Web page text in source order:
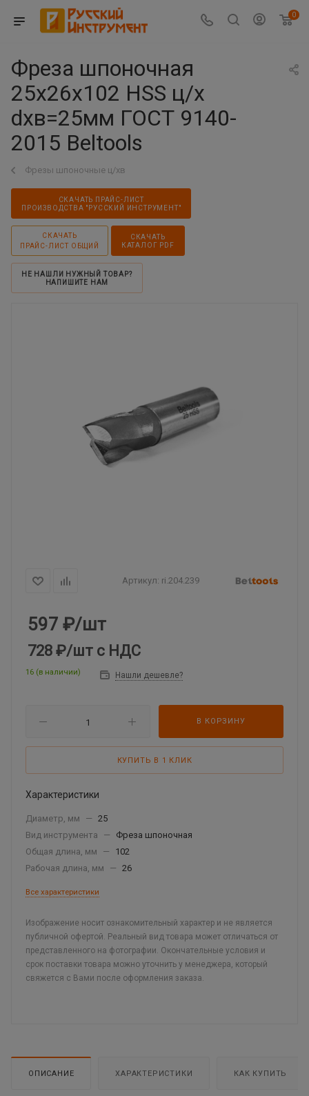
0
Фреза шпоночная
25х26х102 HSS ц/х
dхв=25мм ГОСТ 9140-
2015 Beltools
Фрезы шпоночные ц/хв
СКАЧАТЬ ПРАЙС-ЛИСТ
ПРОИЗВОДСТВА "РУССКИЙ ИНСТРУМЕНТ"
СКАЧАТЬ
ПРАЙС-ЛИСТ ОБЩИЙ
СКАЧАТЬ
КАТАЛОГ PDF
НЕ НАШЛИ НУЖНЫЙ ТОВАР?
НАПИШИТЕ НАМ
Артикул: ri.204.239
597 ₽/шт
728 ₽/шт с НДС
16 (в наличии) Нашли дешевле?
В КОРЗИНУ
КУПИТЬ В 1 КЛИК
Характеристики
Диаметр, мм — 25
Вид инструмента
—
Фреза шпоночная
Общая длина, мм
—
102
Рабочая длина, мм
— 26
Все характеристики
Изображение носит ознакомительный характер и не является
публичной офертой. Реальный вид товара может отличаться от
представленного на фотографии. Окончательные условия и
срок поставки товара можно уточнить у менеджера, который
свяжется с Вами после оформления заказа.
ОПИСАНИЕ ХАРАКТЕРИСТИКИ КАК КУПИТЬ